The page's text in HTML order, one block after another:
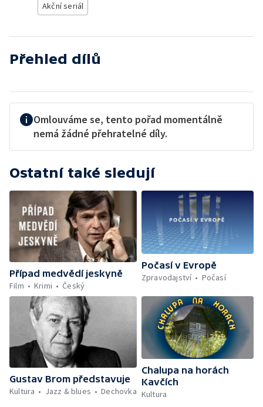
Akční seriál
Přehled dílů
Omlouváme se, tento pořad momentálně
nemá žádné přehratelné díly.
Ostatní také sledují
Případ medvědí jeskyně
Film
Krimi Český
Počasí v Evropě
Zpravodajství
Počasí
Gustav Brom představuje
Kultura
Jazz & blues Dechovka
Chalupa na horách
Kavčích
Kultura